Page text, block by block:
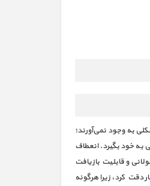
به وجود نمی‌آورند؛
خود بگیرد. انعطاف
و قابلیت بازیافت
دقت کرد، زیرا هرگونه